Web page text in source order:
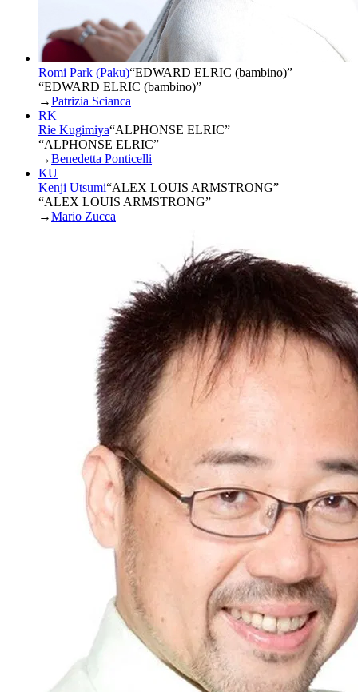
Romi Park (Paku)“EDWARD ELRIC (bambino)”
“EDWARD ELRIC (bambino)”
→Patrizia Scianca
RK
Rie Kugimiya“ALPHONSE ELRIC”
“ALPHONSE ELRIC”
→Benedetta Ponticelli
KU
Kenji Utsumi“ALEX LOUIS ARMSTRONG”
“ALEX LOUIS ARMSTRONG”
→Mario Zucca